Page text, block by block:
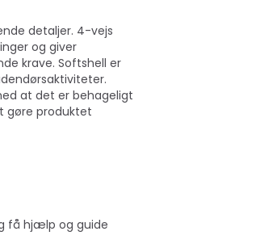
detaljer. 4-vejs
og giver
krave. Softshell er
at det er behageligt
gøre produktet
få hjælp og guide